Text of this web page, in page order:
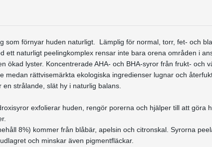
som förnyar huden naturligt. Lämplig för normal, torr, fet- och
ett naturligt peelingkomplex rensar inte bara orena områden i
ökad lyster. Koncentrerade AHA- och BHA-syror från frukt- och
medan rättvisemärkta ekologiska ingredienser lugnar och
strålande, slät hy i naturlig balans.
exfolierar huden, rengör porerna och hjälper till att göra
8%) kommer från blåbär, apelsin och citronskal. Syrorna
och minskar även pigmentfläckar.